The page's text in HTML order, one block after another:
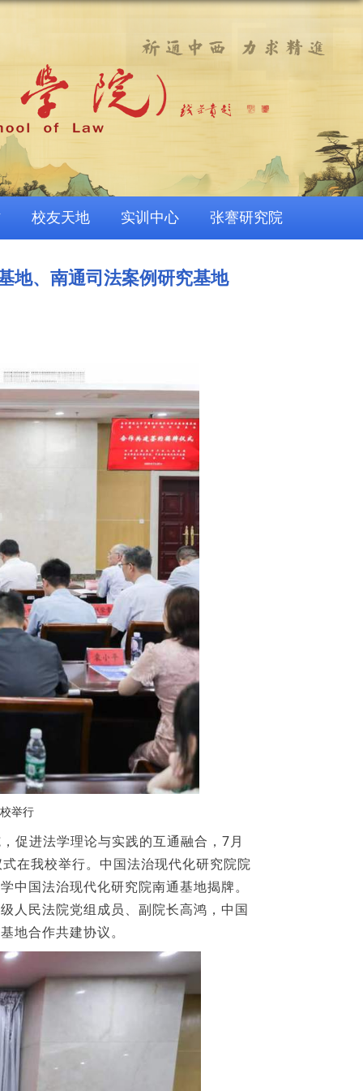
校友天地 实训中心 张謇研究院
地、南通司法案例研究基地
举行
促进法学理论与实践的互通融合，7月
在我校举行。中国法治现代化研究院院
国法治现代化研究院南通基地揭牌。
人民法院党组成员、副院长高鸿，中国
地合作共建协议。